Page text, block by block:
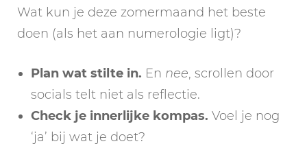
Wat kun je deze zomermaand het beste
doen (als het aan numerologie ligt)?
Plan wat stilte in. En nee, scrollen door
socials telt niet als reflectie.
Check je innerlijke kompas. Voel je nog
‘ja’ bij wat je doet?